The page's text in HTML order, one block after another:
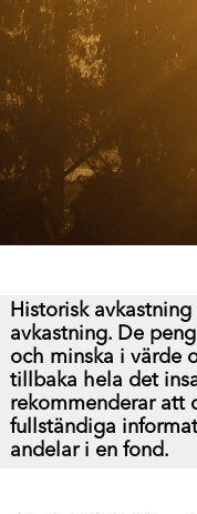
Historisk
avkastning. De
och minska i värde
tillbaka hela det
rekommenderar att
fullständiga
andelar i en fond.